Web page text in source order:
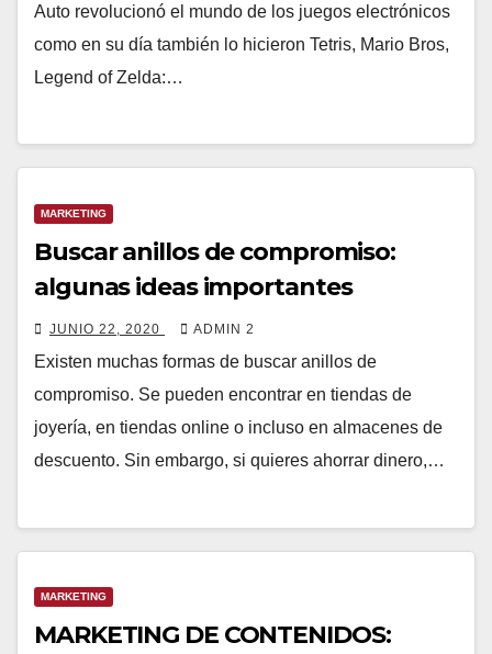
Auto revolucionó el mundo de los juegos electrónicos
como en su día también lo hicieron Tetris, Mario Bros,
Legend of Zelda:…
MARKETING
Buscar anillos de compromiso:
algunas ideas importantes
JUNIO 22, 2020 ADMIN 2
Existen muchas formas de buscar anillos de
compromiso. Se pueden encontrar en tiendas de
joyería, en tiendas online o incluso en almacenes de
descuento. Sin embargo, si quieres ahorrar dinero,…
MARKETING
MARKETING DE CONTENIDOS: